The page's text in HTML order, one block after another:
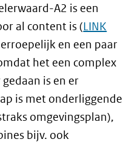
A2 is een
al content is (LINK
en een paar
het een complex
is en er
is met onderliggende
omgevingsplan),
bijv. ook